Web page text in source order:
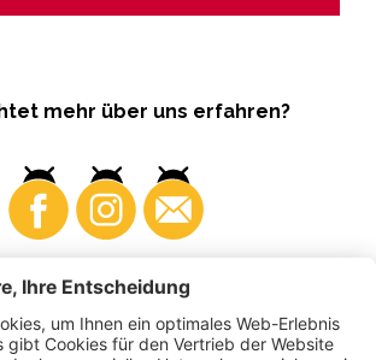
mehr über uns erfahren?
Produzenten